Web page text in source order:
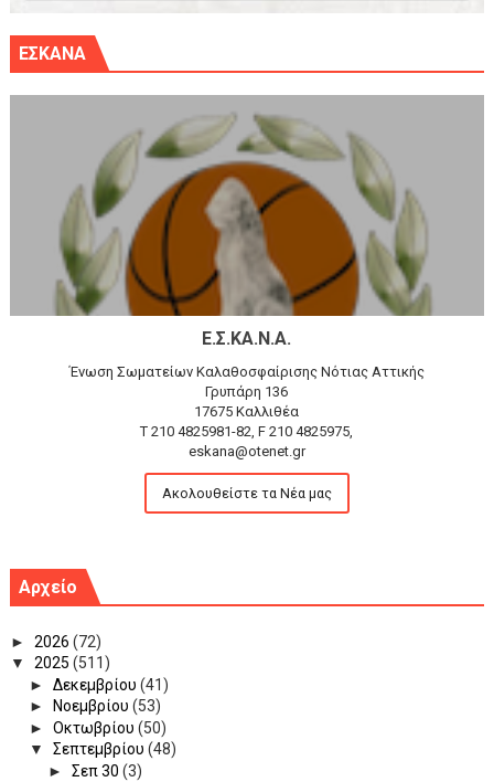
ΕΣΚΑΝΑ
Ε.Σ.ΚΑ.Ν.Α.
Ένωση Σωματείων Καλαθοσφαίρισης Νότιας Αττικής
Γρυπάρη 136
17675 Καλλιθέα
T 210 4825981-82, F 210 4825975,
eskana@otenet.gr
Ακολουθείστε τα Νέα μας
Αρχείο
► 2026 (72)
▼ 2025 (511)
► Δεκεμβρίου (41)
►
Νοεμβρίου (53)
► Οκτωβρίου (50)
▼ Σεπτεμβρίου (48)
► Σεπ 30 (3)